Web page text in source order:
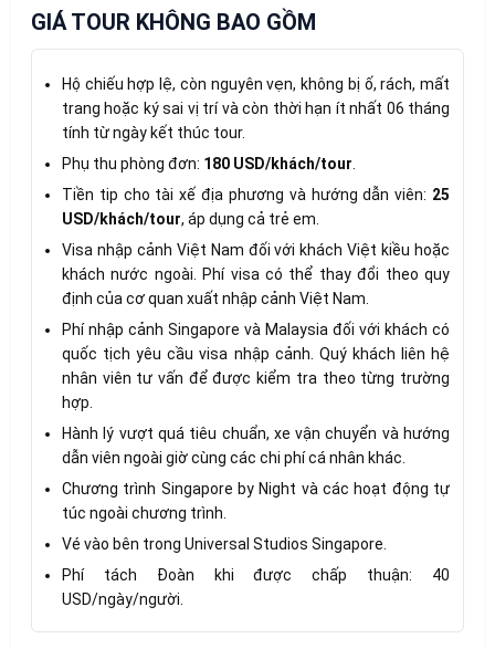
GIÁ TOUR KHÔNG BAO GỒM
Hộ chiếu hợp lệ, còn nguyên vẹn, không bị ố, rách, mất
trang hoặc ký sai vị trí và còn thời hạn ít nhất 06 tháng
tính từ ngày kết thúc tour.
Phụ thu phòng đơn: 180 USD/khách/tour.
Tiền tip cho tài xế địa phương và hướng dẫn viên: 25
USD/khách/tour, áp dụng cả trẻ em.
Visa nhập cảnh Việt Nam đối với khách Việt kiều hoặc
khách nước ngoài. Phí visa có thể thay đổi theo quy
định của cơ quan xuất nhập cảnh Việt Nam.
Phí nhập cảnh Singapore và Malaysia đối với khách có
quốc tịch yêu cầu visa nhập cảnh. Quý khách liên hệ
nhân viên tư vấn để được kiểm tra theo từng trường
hợp.
Hành lý vượt quá tiêu chuẩn, xe vận chuyển và hướng
dẫn viên ngoài giờ cùng các chi phí cá nhân khác.
Chương trình Singapore by Night và các hoạt động tự
túc ngoài chương trình.
Vé vào bên trong Universal Studios Singapore.
Phí tách Đoàn khi được chấp thuận: 40
USD/ngày/người.